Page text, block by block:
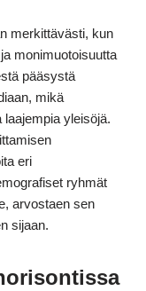
merkittävästi, kun
monimuotoisuutta
pääsystä
mikä
laajempia yleisöjä.
eri
ryhmät
arvostaen sen
sijaan.